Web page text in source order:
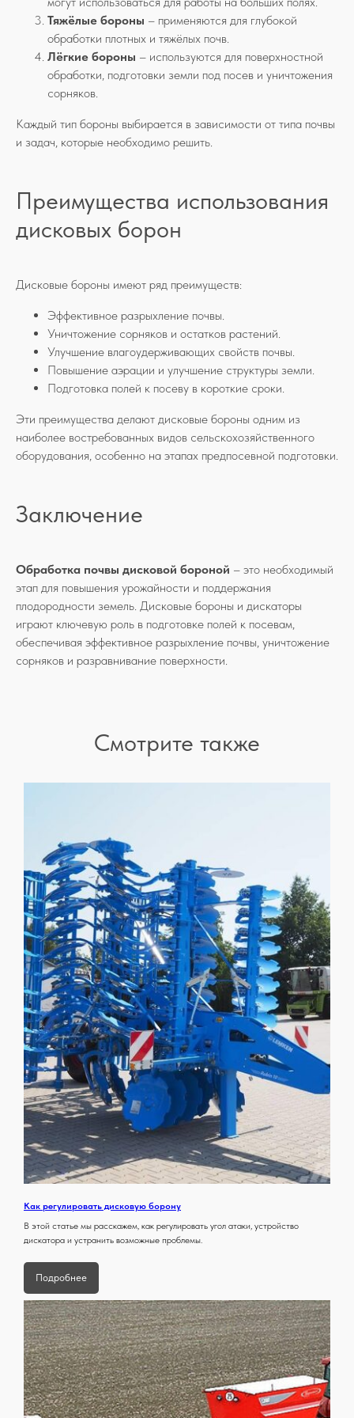
Тяжёлые бороны – применяются для глубокой
обработки плотных и тяжёлых почв.
Лёгкие бороны – используются для поверхностной
обработки, подготовки земли под посев и уничтожения
сорняков.
Каждый тип бороны выбирается в зависимости от типа почвы
и задач, которые необходимо решить.
Преимущества использования
дисковых борон
Дисковые бороны имеют ряд преимуществ:
Эффективное разрыхление почвы.
Уничтожение сорняков и остатков растений.
Улучшение влагоудерживающих свойств почвы.
Повышение аэрации и улучшение структуры земли.
Подготовка полей к посеву в короткие сроки.
Эти преимущества делают дисковые бороны одним из
наиболее востребованных видов сельскохозяйственного
оборудования, особенно на этапах предпосевной подготовки.
Заключение
Обработка почвы дисковой бороной – это необходимый
этап для повышения урожайности и поддержания
плодородности земель. Дисковые бороны и дискаторы
играют ключевую роль в подготовке полей к посевам,
обеспечивая эффективное разрыхление почвы, уничтожение
сорняков и разравнивание поверхности.
Смотрите также
Как регулировать дисковую борону
В этой статье мы расскажем, как регулировать угол атаки, устройство
дискатора и устранить возможные проблемы.
Подробнее